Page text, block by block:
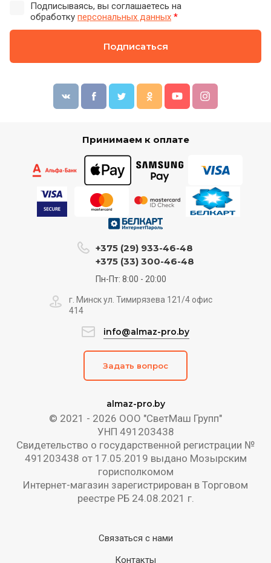
Подписываясь, вы соглашаетесь на
обработку персональных данных *
Подписаться
Принимаем к оплате
almaz-pro.by
© 2021 - 2026 ООО "СветМаш Групп"
УНП 491203438
Свидетельство о государственной регистрации №
491203438 от 17.05.2019 выдано Мозырским
горисполкомом
Интернет-магазин зарегистрирован в Торговом
реестре РБ 24.08.2021 г.
+375 (29) 933-46-48
+375 (33) 300-46-48
Пн-Пт: 8:00 - 20:00
г. Минск ул. Тимирязева 121/4 офис
414
info@almaz-pro.by
Задать вопрос
Связаться с нами
Контакты